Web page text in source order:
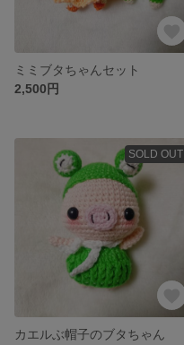
ミミブタちゃんセット
2,500円
SOLD OUT
カエルぶ帽子のブタちゃん